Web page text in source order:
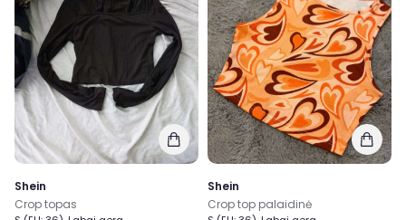
Shein
Crop topas
Shein
Crop top palaidinė